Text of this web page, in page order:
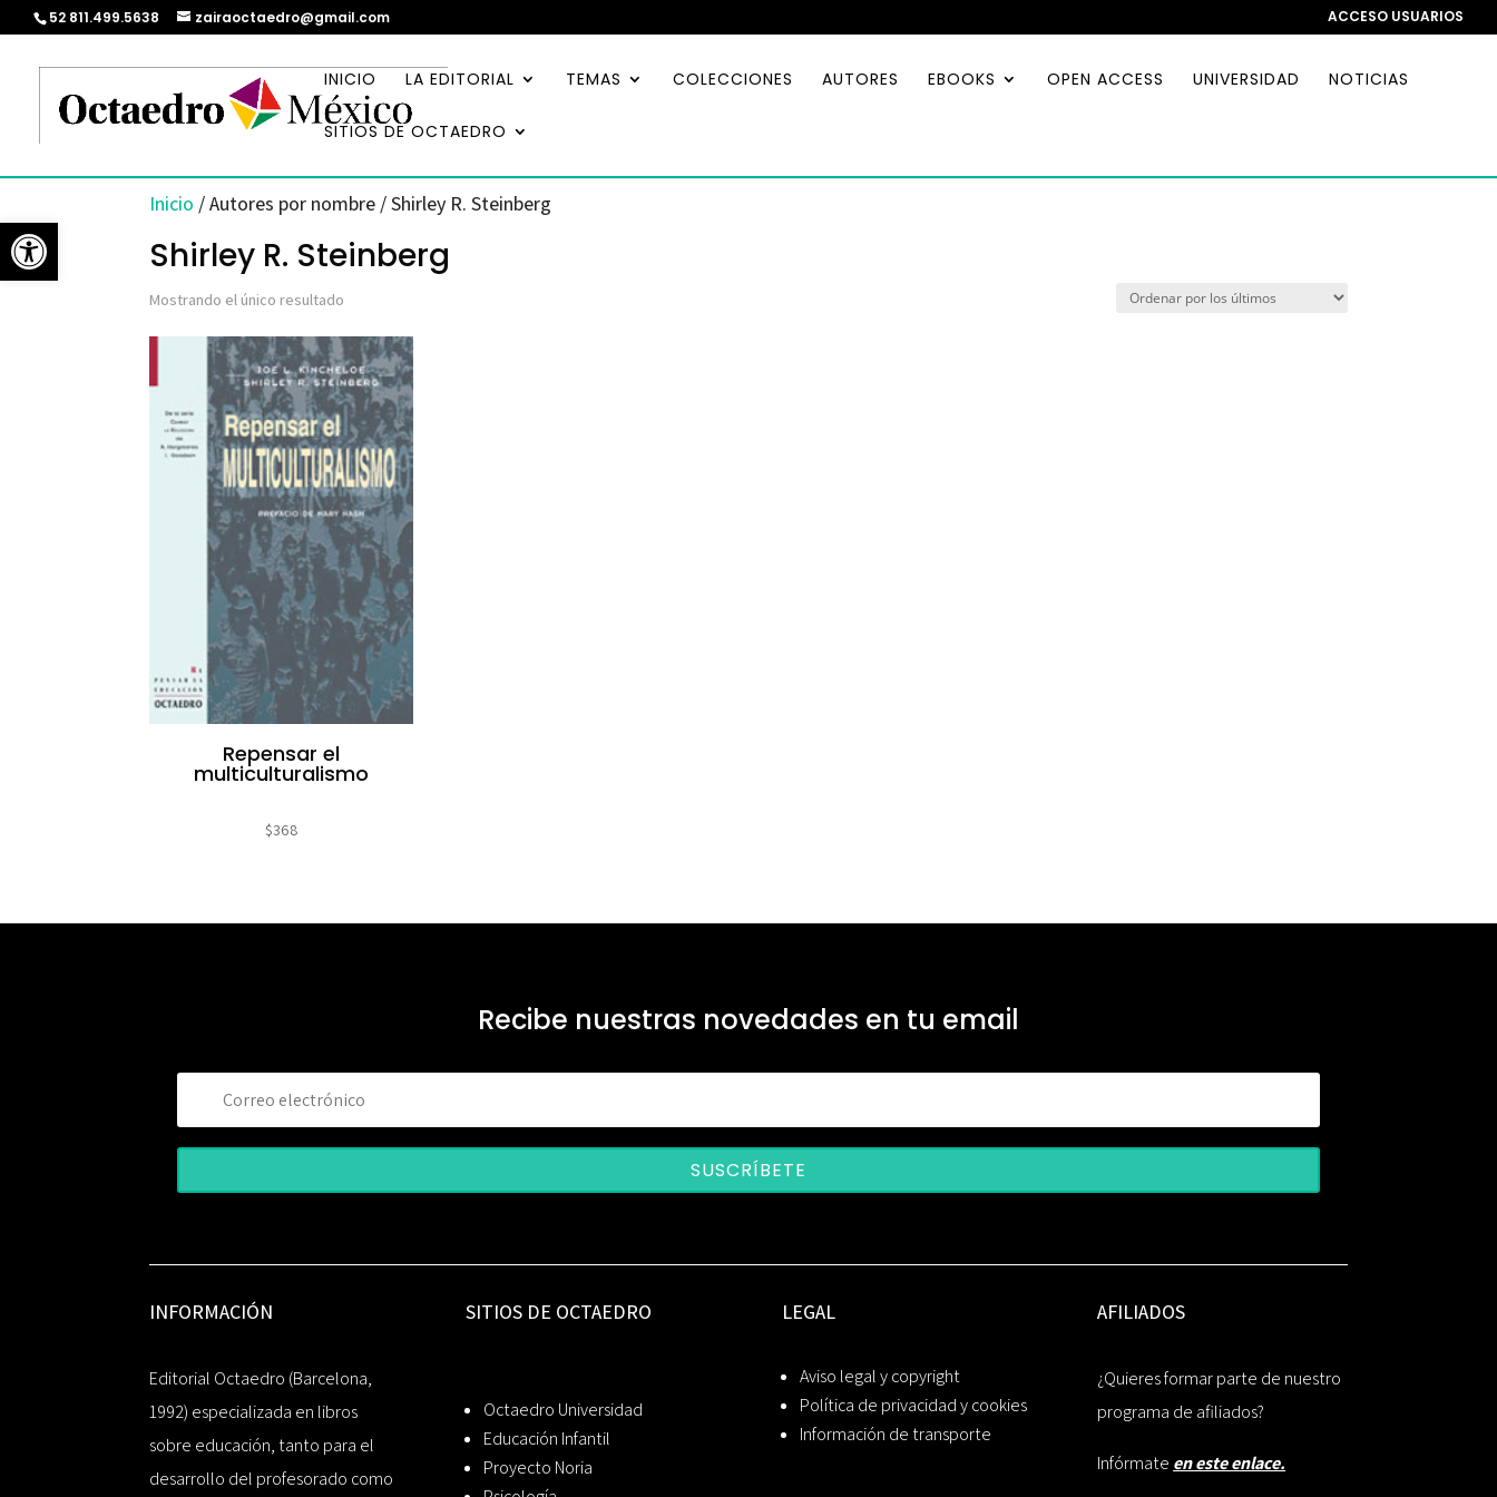
Abrir barra de herramientas
52 811.499.5638 zairaoctaedro@gmail.com ACCESO USUARIOS
INICIO LA EDITORIAL TEMAS COLECCIONES AUTORES EBOOKS OPEN ACCESS UNIVERSIDAD NOTICIAS
SITIOS DE OCTAEDRO
Inicio / Autores por nombre / Shirley R. Steinberg
Shirley R. Steinberg
Mostrando el único resultado
Repensar el
multiculturalismo
$368
Recibe nuestras novedades en tu email
SUSCRÍBETE
INFORMACIÓN
Editorial Octaedro (Barcelona,
1992) especializada en libros
sobre educación, tanto para el
desarrollo del profesorado como
SITIOS DE OCTAEDRO
Octaedro Universidad
Educación Infantil
Proyecto Noria
LEGAL
Aviso legal y copyright
Política de privacidad y cookies
Información de transporte
AFILIADOS
¿Quieres formar parte de nuestro
programa de afiliados?
Infórmate en este enlace.